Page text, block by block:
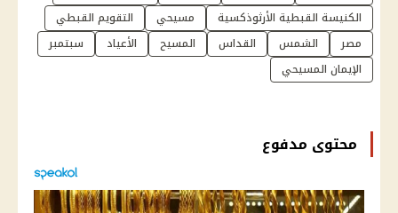
الكنيسة القبطية الأرثوذكسية
مسيحي
التقويم القبطي
مصر
الشمس القداس المسيح الأعياد
سبتمبر
الإيمان المسيحي
محتوى مدفوع